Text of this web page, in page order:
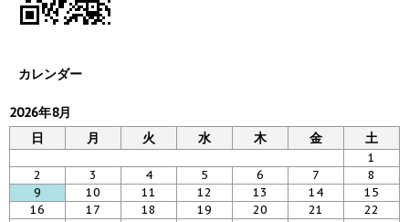
カレンダー
2026年8月
日
月 火 水 木 金 土
1
2
3 4 5 6 7
8
9
10 11 12 13 14
15
16
17 18 19 20 21
22